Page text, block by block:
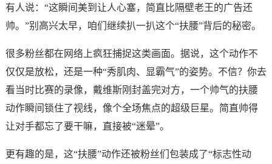
有人说：“这瞬间美到让人心塞，简直比隔壁老王的广告还
帅。”别高兴太早，咱们继续扒一扒这个“扶腰”背后的秘密。
很多粉丝都在网络上疯狂捕捉这类画面。据说，这个动作不
仅仅是放松，还是一种“秀肌肉、显霸气”的姿势。不信？你去
看当时比赛的录像，戴维斯刚封盖完对方，一个帅气的扶腰
动作瞬间锁住了视线，像个全场焦点的超级巨星。简直帅得
让对手都忘了要干嘛，直接被“迷晕”。
更有趣的是，这“扶腰”动作还被粉丝们包装成了“标志性动